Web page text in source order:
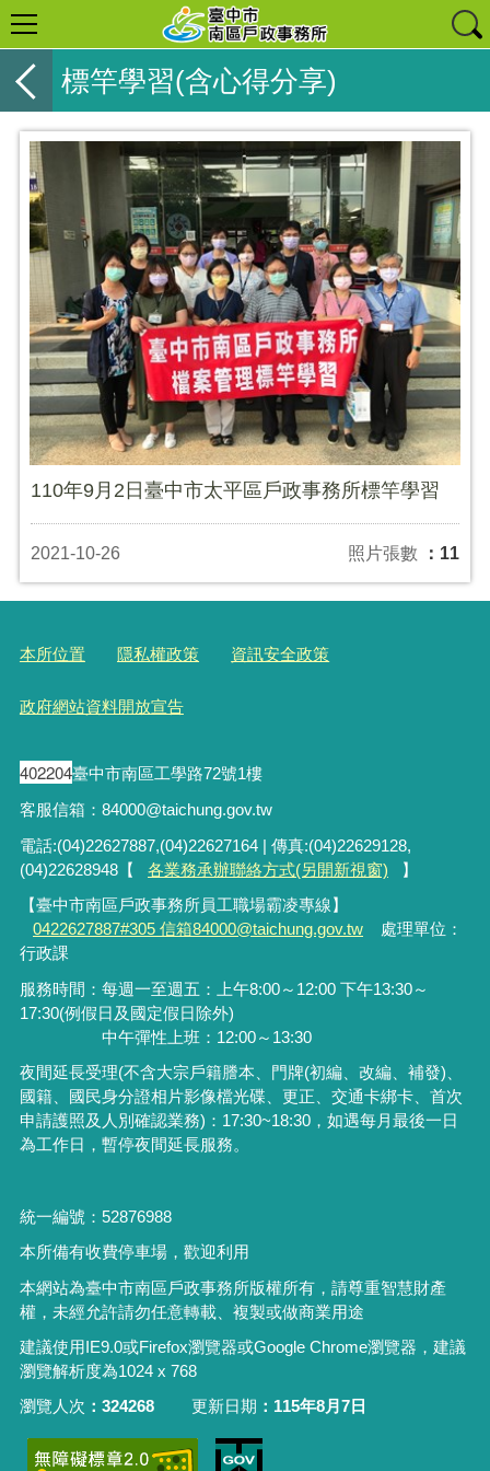
標竿學習(含心得分享)
110年9月2日臺中市太平區戶政事務所標竿學習
2021-10-26 照片張數 ：11
本所位置 隱私權政策 資訊安全政策
政府網站資料開放宣告
402204臺中市南區工學路72號1樓
客服信箱：84000@taichung.gov.tw
電話:(04)22627887,(04)22627164 | 傳真:(04)22629128,
(04)22628948【
各業務承辦聯絡方式(另開新視窗)
】
【臺中市南區戶政事務所員工職場霸凌專線】
0422627887#305 信箱84000@taichung.gov.tw
處理單位：
行政課
服務時間：每週一至週五：上午8:00～12:00 下午13:30～
17:30(例假日及國定假日除外)
中午彈性上班：12:00～13:30
夜間延長受理(不含大宗戶籍謄本、門牌(初編、改編、補發)、
國籍、國民身分證相片影像檔光碟、更正、交通卡綁卡、首次
申請護照及人別確認業務) ： 17:30~18:30，如遇每月最後一日
為工作日，暫停夜間延長服務。
統一編號：52876988
本所備有收費停車場，歡迎利用
本網站為臺中市南區戶政事務所版權所有，請尊重智慧財產
權，未經允許請勿任意轉載、複製或做商業用途
建議使用IE9.0或Firefox瀏覽器或Google Chrome瀏覽器，建議
瀏覽解析度為1024 x 768
瀏覽人次
324268 更新日期 115年8月7日